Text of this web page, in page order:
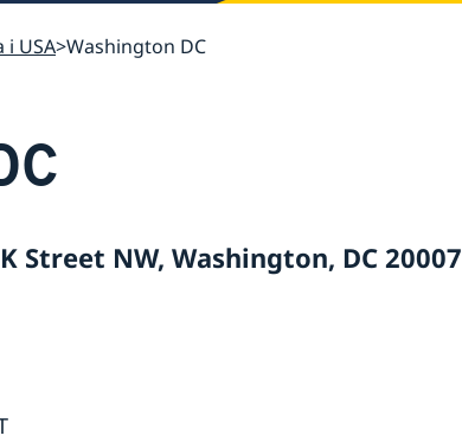
USA Washington DC
Street NW, Washington, DC 20007